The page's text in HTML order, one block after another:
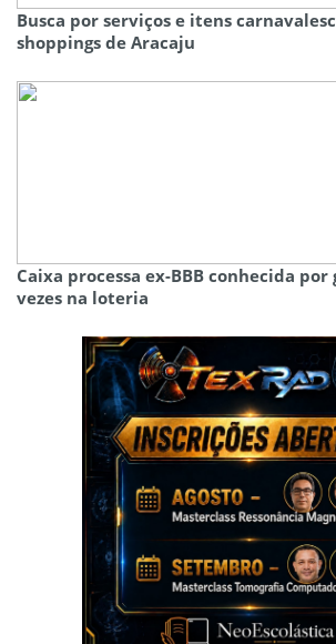
Busca por serviços e itens
shoppings de Aracaju
Caixa processa ex-BBB conhecida
vezes na loteria